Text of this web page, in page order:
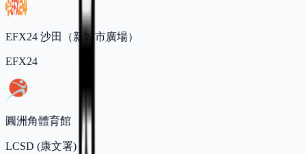
EFX24 沙田（新城市廣場）
EFX24
圓洲角體育館
LCSD (康文署)